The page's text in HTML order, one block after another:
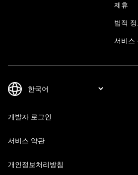
제휴
법적 정
서비스
개발자 로그인
서비스 약관
개인정보처리방침